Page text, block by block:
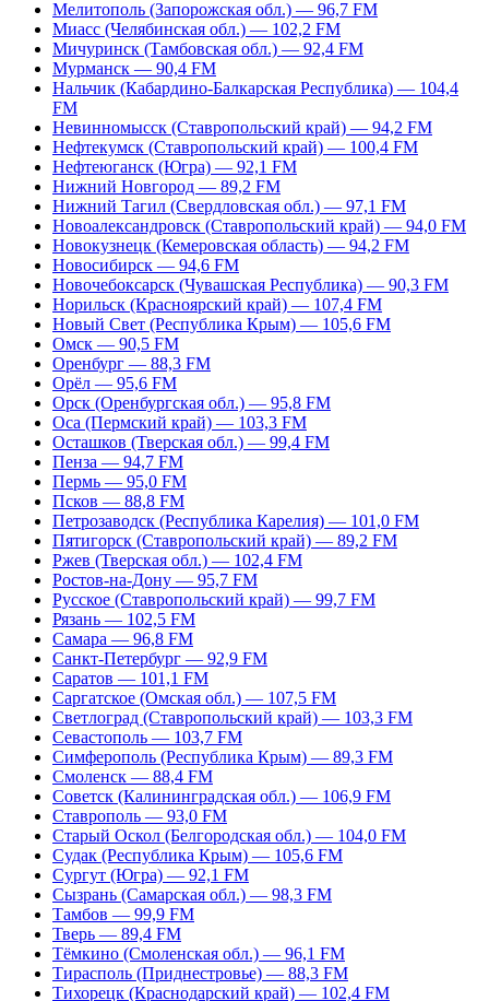
Мелитополь (Запорожская обл.) — 96,7 FM
Миасс (Челябинская обл.) — 102,2 FM
Мичуринск (Тамбовская обл.) — 92,4 FM
Мурманск — 90,4 FM
Нальчик (Кабардино-Балкарская Республика) — 104,4
FM
Невинномысск (Ставропольский край) — 94,2 FM
Нефтекумск (Ставропольский край) — 100,4 FM
Нефтеюганск (Югра) — 92,1 FM
Нижний Новгород — 89,2 FM
Нижний Тагил (Свердловская обл.) — 97,1 FM
Новоалександровск (Ставропольский край) — 94,0 FM
Новокузнецк (Кемеровская область) — 94,2 FM
Новосибирск — 94,6 FM
Новочебоксарск (Чувашская Республика) — 90,3 FM
Норильск (Красноярский край) — 107,4 FM
Новый Свет (Республика Крым) — 105,6 FM
Омск — 90,5 FM
Оренбург — 88,3 FM
Орёл — 95,6 FM
Орск (Оренбургская обл.) — 95,8 FM
Оса (Пермский край) — 103,3 FM
Осташков (Тверская обл.) — 99,4 FM
Пенза — 94,7 FM
Пермь — 95,0 FM
Псков — 88,8 FM
Петрозаводск (Республика Карелия) — 101,0 FM
Пятигорск (Ставропольский край) — 89,2 FM
Ржев (Тверская обл.) — 102,4 FM
Ростов-на-Дону — 95,7 FM
Русское (Ставропольский край) — 99,7 FM
Рязань — 102,5 FM
Самара — 96,8 FM
Санкт-Петербург — 92,9 FM
Саратов — 101,1 FM
Саргатское (Омская обл.) — 107,5 FM
Светлоград (Ставропольский край) — 103,3 FM
Севастополь — 103,7 FM
Симферополь (Республика Крым) — 89,3 FM
Смоленск — 88,4 FM
Советск (Калининградская обл.) — 106,9 FM
Ставрополь — 93,0 FM
Старый Оскол (Белгородская обл.) — 104,0 FM
Судак (Республика Крым) — 105,6 FM
Сургут (Югра) — 92,1 FM
Сызрань (Самарская обл.) — 98,3 FM
Тамбов — 99,9 FM
Тверь — 89,4 FM
Тёмкино (Смоленская обл.) — 96,1 FM
Тирасполь (Приднестровье) — 88,3 FM
Тихорецк (Краснодарский край) — 102,4 FM